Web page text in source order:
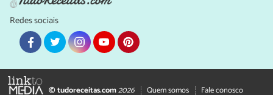
Redes sociais
© tudoreceitas.com2026 Quem somos Fale conosco